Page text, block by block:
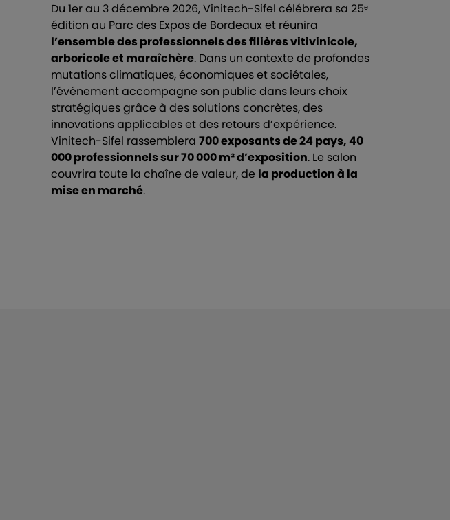
Du 1er au 3 décembre 2026, Vinitech-Sifel célébrera sa 25ᵉ
édition au Parc des Expos de Bordeaux et réunira
l’ensemble des professionnels des filières vitivinicole,
arboricole et maraîchère. Dans un contexte de profondes
mutations climatiques, économiques et sociétales,
l’événement accompagne son public dans leurs choix
stratégiques grâce à des solutions concrètes, des
innovations applicables et des retours d’expérience.
Vinitech-Sifel rassemblera 700 exposants de 24 pays, 40
000 professionnels sur 70 000 m² d’exposition. Le salon
couvrira toute la chaîne de valeur, de la production à la
mise en marché.